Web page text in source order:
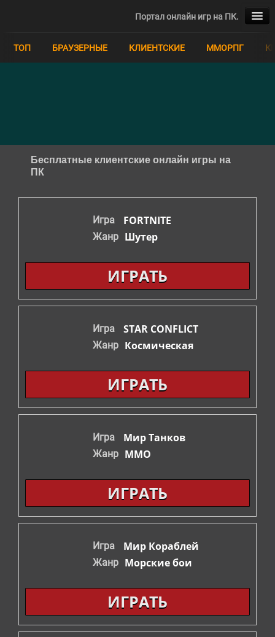
Портал онлайн игр на ПК.
ТОП
СИМУЛЯТОРЫ
СТРАТЕГИИ
ТОП БРАУЗЕРНЫЕ КЛИЕНТСКИЕ ММОРПГ
Бесплатные клиентские онлайн игры на
ПК
Игра FORTNITE
Жанр Шутер
ИГРАТЬ
Игра STAR CONFLICT
Жанр Космическая
ИГРАТЬ
Игра Мир Танков
Жанр ММО
ИГРАТЬ
Игра Мир Кораблей
Жанр Морские бои
ИГРАТЬ